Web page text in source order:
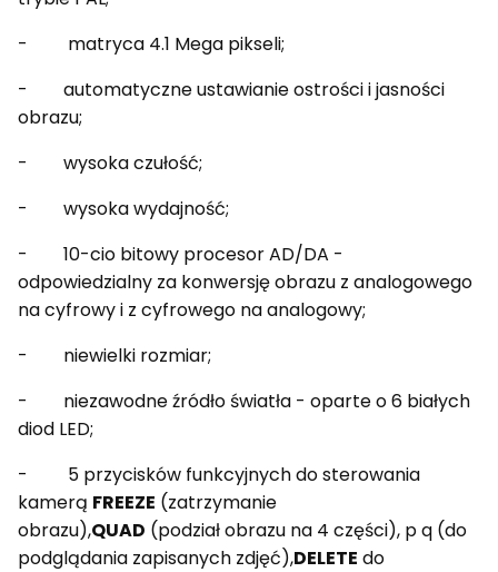
- matryca 4.1 Mega pikseli;
- automatyczne ustawianie ostrości i jasności
obrazu;
- wysoka czułość;
- wysoka wydajność;
- 10-cio bitowy procesor AD/DA -
odpowiedzialny za konwersję obrazu z analogowego
na cyfrowy i z cyfrowego na analogowy;
- niewielki rozmiar;
- niezawodne źródło światła - oparte o 6 białych
diod LED;
- 5 przycisków funkcyjnych do sterowania
kamerą FREEZE (zatrzymanie
obrazu),QUAD (podział obrazu na 4 części), p q (do
podglądania zapisanych zdjęć),DELETE do